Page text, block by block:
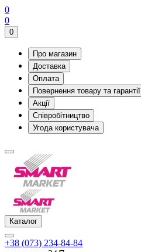
0
0
0
Про магазин
Доставка
Оплата
Повернення товару та гарантії
Акції
Співробітництво
Угода користувача
Каталог
+38 (073) 234-84-84